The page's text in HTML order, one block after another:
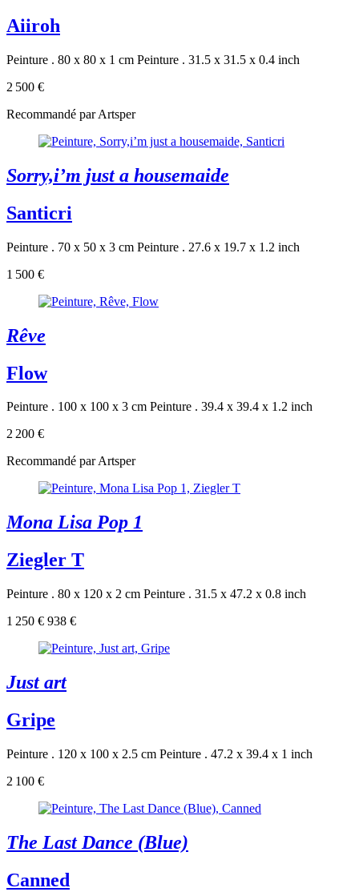
Aiiroh
Peinture . 80 x 80 x 1 cm Peinture . 31.5 x 31.5 x 0.4 inch
2 500 €
Recommandé par Artsper
Sorry,i’m just a housemaide
Santicri
Peinture . 70 x 50 x 3 cm Peinture . 27.6 x 19.7 x 1.2 inch
1 500 €
Rêve
Flow
Peinture . 100 x 100 x 3 cm Peinture . 39.4 x 39.4 x 1.2 inch
2 200 €
Recommandé par Artsper
Mona Lisa Pop 1
Ziegler T
Peinture . 80 x 120 x 2 cm Peinture . 31.5 x 47.2 x 0.8 inch
1 250 € 938 €
Just art
Gripe
Peinture . 120 x 100 x 2.5 cm Peinture . 47.2 x 39.4 x 1 inch
2 100 €
The Last Dance (Blue)
Canned